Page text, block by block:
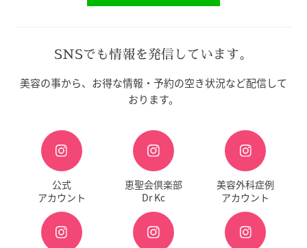
SNSでも情報を発信しています。
美容の事から、お得な情報・予約の空き状況など配信して
おります。
公式
アカウント
恵聖会倶楽部
Dr Kc
美容外科症例
アカウント